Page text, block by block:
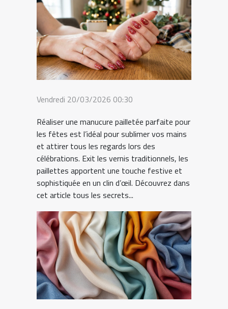
Vendredi 20/03/2026 00:30
Réaliser une manucure pailletée parfaite pour
les fêtes est l’idéal pour sublimer vos mains
et attirer tous les regards lors des
célébrations. Exit les vernis traditionnels, les
paillettes apportent une touche festive et
sophistiquée en un clin d’œil. Découvrez dans
cet article tous les secrets...